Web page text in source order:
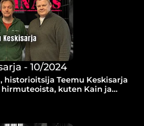
- 10/2024
historioitsija Teemu Keskisarja
kuten Kain ja
ja Bodomin murhasta.